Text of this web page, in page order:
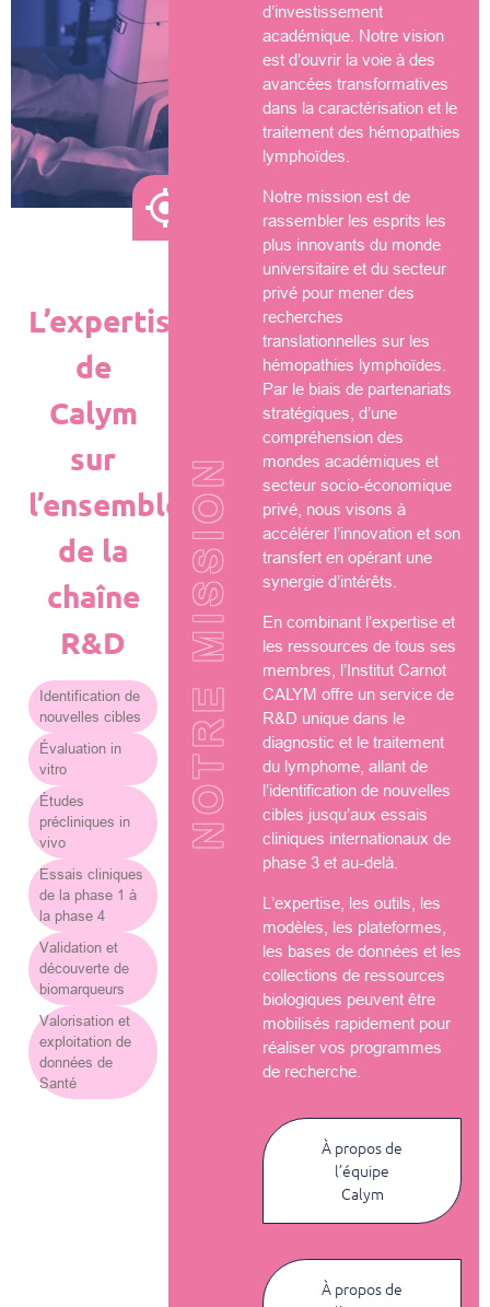
L’expertise
de
Calym
sur
l’ensemble
de la
chaîne
R&D
Identification de
nouvelles cibles
Évaluation in
vitro
Études
précliniques in
vivo
Essais cliniques
de la phase 1 à
la phase 4
Validation et
découverte de
biomarqueurs
Valorisation et
exploitation de
données de
Santé
NOTRE MISSION
d’investissement
académique. Notre vision
est d’ouvrir la voie à des
avancées transformatives
dans la caractérisation et le
traitement des hémopathies
lymphoïdes.
Notre mission est de
rassembler les esprits les
plus innovants du monde
universitaire et du secteur
privé pour mener des
recherches
translationnelles sur les
hémopathies lymphoïdes.
Par le biais de partenariats
stratégiques, d’une
compréhension des
mondes académiques et
secteur socio-économique
privé, nous visons à
accélérer l’innovation et son
transfert en opérant une
synergie d’intérêts.
En combinant l’expertise et
les ressources de tous ses
membres, l’Institut Carnot
CALYM offre un service de
R&D unique dans le
diagnostic et le traitement
du lymphome, allant de
l’identification de nouvelles
cibles jusqu’aux essais
cliniques internationaux de
phase 3 et au-delà.
L’expertise, les outils, les
modèles, les plateformes,
les bases de données et les
collections de ressources
biologiques peuvent être
mobilisés rapidement pour
réaliser vos programmes
de recherche.
À propos de
l’équipe
Calym
À propos de